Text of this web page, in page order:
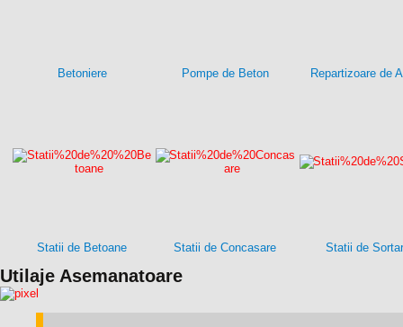
Betoniere Pompe de Beton Repartizoare de
Statii de Betoane Statii de Concasare Statii de
Utilaje Asemanatoare